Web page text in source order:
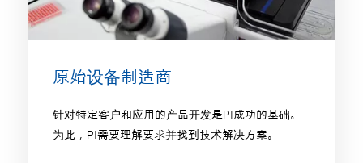
原始设备制造商
针对特定客户和应用的产品开发是PI成功的基础。
为此，PI需要理解要求并找到技术解决方案。